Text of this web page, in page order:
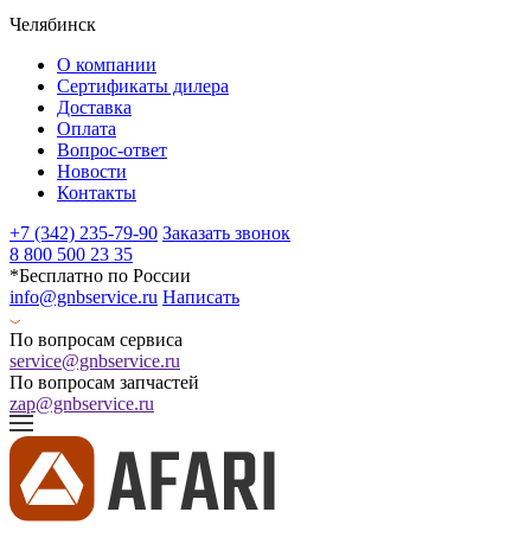
Челябинск
О компании
Сертификаты дилера
Доставка
Оплата
Вопрос-ответ
Новости
Контакты
+7 (342) 235-79-90 Заказать звонок
8 800 500 23 35
*Бесплатно по России
info@gnbservice.ru Написать
По вопросам сервиса
service@gnbservice.ru
По вопросам запчастей
zap@gnbservice.ru